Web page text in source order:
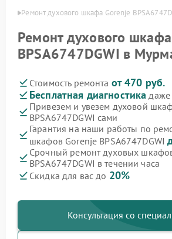
Ремонт духового шкафа Gorenje
Ремонт духового
BPSA6747DGWI в
Стоимость ремонта от 470 руб.
Бесплатная диагностика даже
Привезем и увезем духовой
BPSA6747DGWI сами
Гарантия на наши работы по
шкафов Gorenje BPSA6747DGWI
Срочный ремонт духовых
BPSA6747DGWI в течении часа
Скидка для вас до 20%
Консультация со